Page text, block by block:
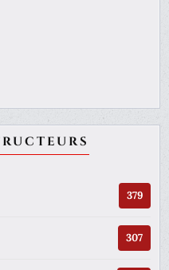
379
307